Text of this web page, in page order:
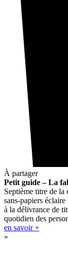
À partager
Petit guide – La
Septième titre de
sans-papiers
à la délivrance de
quotidien des
en savoir +
»